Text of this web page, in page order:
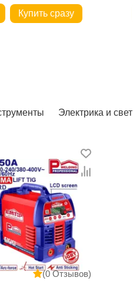
Купить сразу
Электрика и свет
(0 Отзывов)